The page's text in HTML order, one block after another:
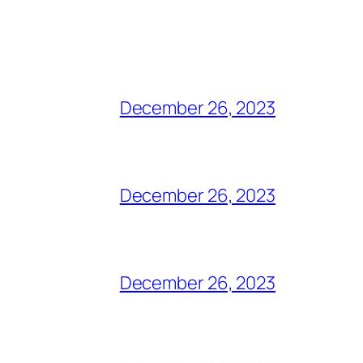
December 26, 2023
December 26, 2023
December 26, 2023